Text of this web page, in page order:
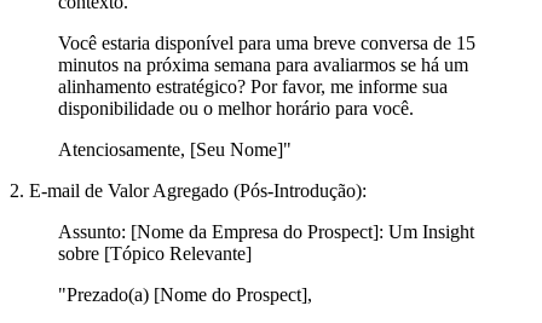
Você estaria disponível para uma breve conversa de 15
minutos na próxima semana para avaliarmos se há um
alinhamento estratégico? Por favor, me informe sua
disponibilidade ou o melhor horário para você.
Atenciosamente, [Seu Nome]"
2. E-mail de Valor Agregado (Pós-Introdução):
Assunto: [Nome da Empresa do Prospect]: Um Insight
sobre [Tópico Relevante]
"Prezado(a) [Nome do Prospect],